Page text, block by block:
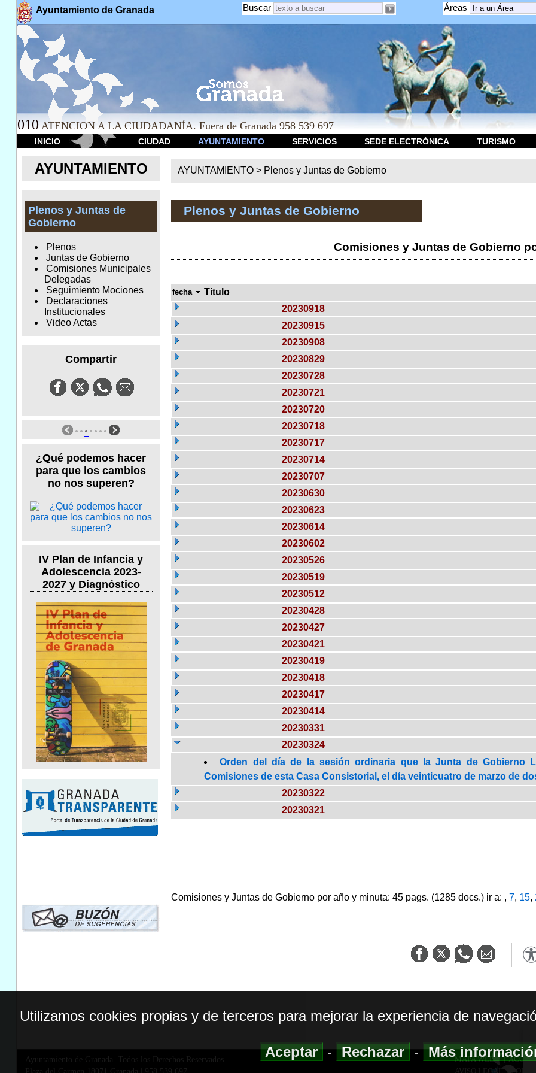
Ayuntamiento de Granada Áreas
Buscar
010 ATENCION A LA CIUDADANÍA. Fuera de Granada 958 539 697
INICIO CIUDAD AYUNTAMIENTO SERVICIOS SEDE ELECTRÓNICA TURISMO
AYUNTAMIENTO
Plenos y Juntas de
Gobierno
Plenos
Juntas de Gobierno
Comisiones Municipales
Delegadas
Seguimiento Mociones
Declaraciones
Institucionales
Video Actas
Compartir
¿Qué podemos hacer
para que los cambios
no nos superen?
IV Plan de Infancia y
Adolescencia 2023-
2027 y Diagnóstico
AYUNTAMIENTO > Plenos y Juntas de Gobierno
Plenos y Juntas de Gobierno
Comisiones y Juntas de Gobierno
fecha Titulo
20230918
20230915
20230908
20230829
20230728
20230721
20230720
20230718
20230717
20230714
20230707
20230630
20230623
20230614
20230602
20230526
20230519
20230512
20230428
20230427
20230421
20230419
20230418
20230417
20230414
20230331
20230324
Orden del día de la sesión ordinaria que la Junta de Gobierno
Comisiones de esta Casa Consistorial, el día veinticuatro de marzo de
20230322
20230321
Comisiones y Juntas de Gobierno por año y minuta: 45 pags. (1285 docs.) ir a: , 7, 15,
Ayuntamiento de Granada. Todos los Derechos Reservados.
MAPA WEB|
AVISO LEGAL|
Utilizamos cookies propias y de terceros para mejorar la experiencia de
Aceptar-Rechazar-Más